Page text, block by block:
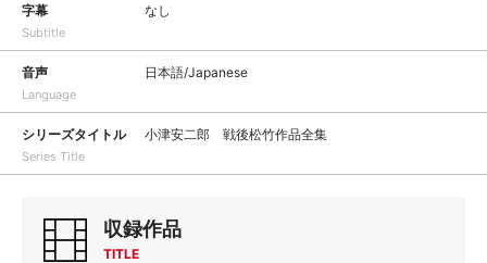
字幕
Subtitle
なし
音声
Language
日本語/Japanese
シリーズタイトル
Series Title
小津安二郎 戦後松竹作品全集
収録作品
TITLE